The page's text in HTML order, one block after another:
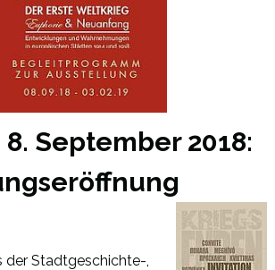
September 2018:
der Stadtgeschichte-,